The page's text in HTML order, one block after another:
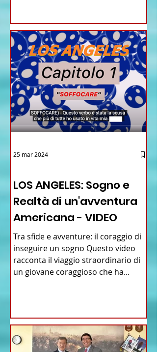
LOS ANGELES: Sogno e
Realtà di un'avventura
Americana - VIDEO
Tra sfide e avventure: il coraggio di
inseguire un sogno Questo video
racconta il viaggio straordinario di
un giovane coraggioso che ha...
25 mar 2024